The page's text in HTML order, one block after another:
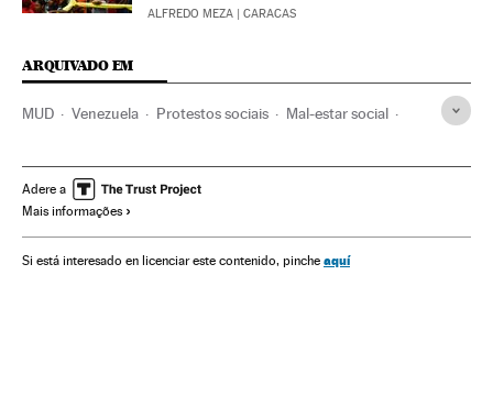
ALFREDO MEZA | CARACAS
ARQUIVADO EM
MUD Venezuela Protestos sociais Mal-estar social
América Política Problemas sociais
Nicolás Maduro
Adere a
Mais informações
Si está interesado en licenciar este contenido, pinche aquí